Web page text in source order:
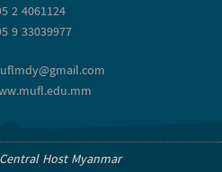
2 4061124
9 33039977
Central Host Myanmar